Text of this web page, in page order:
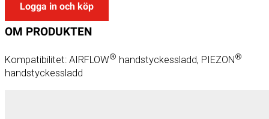
Logga in och köp
OM PRODUKTEN
Kompatibilitet: AIRFLOW® handstyckessladd, PIEZON®
handstyckessladd